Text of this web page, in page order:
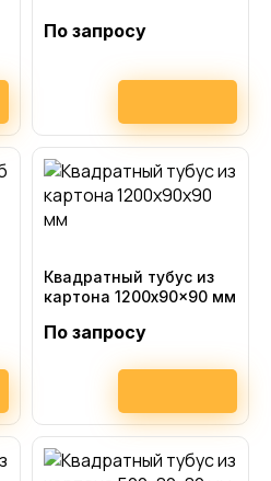
По запросу
Квадратный тубус из
картона 1200x90x90 мм
По запросу